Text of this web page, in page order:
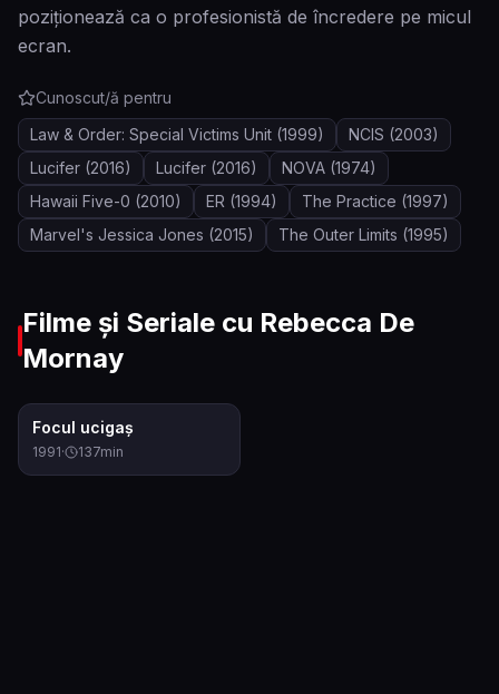
poziționează ca o profesionistă de încredere pe micul
ecran.
Cunoscut/ă pentru
Law & Order: Special Victims Unit (1999) NCIS (2003)
Lucifer (2016) Lucifer (2016) NOVA (1974)
Hawaii Five-0 (2010) ER (1994) The Practice (1997)
Marvel's Jessica Jones (2015) The Outer Limits (1995)
Filme și Seriale cu Rebecca De
Mornay
Focul ucigaș
1991· 137min